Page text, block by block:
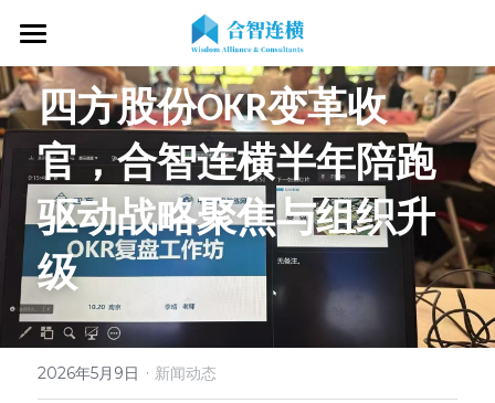
首页
关于我们
关于我们
OKR专家
战略伙伴
客户见证
专业服务
OKR服务体系
OKR系统落地陪跑
OKR战略解码
OKR工作坊/定制培训
OKR教练认证
了解COC
OKR证书查询
学习资源
专家视频
专业书籍
新闻动态
搜索
四方股份OKR变革收
官，合智连横半年陪跑
驱动战略聚焦与组织升
级
2026年5月9日 · 新闻动态